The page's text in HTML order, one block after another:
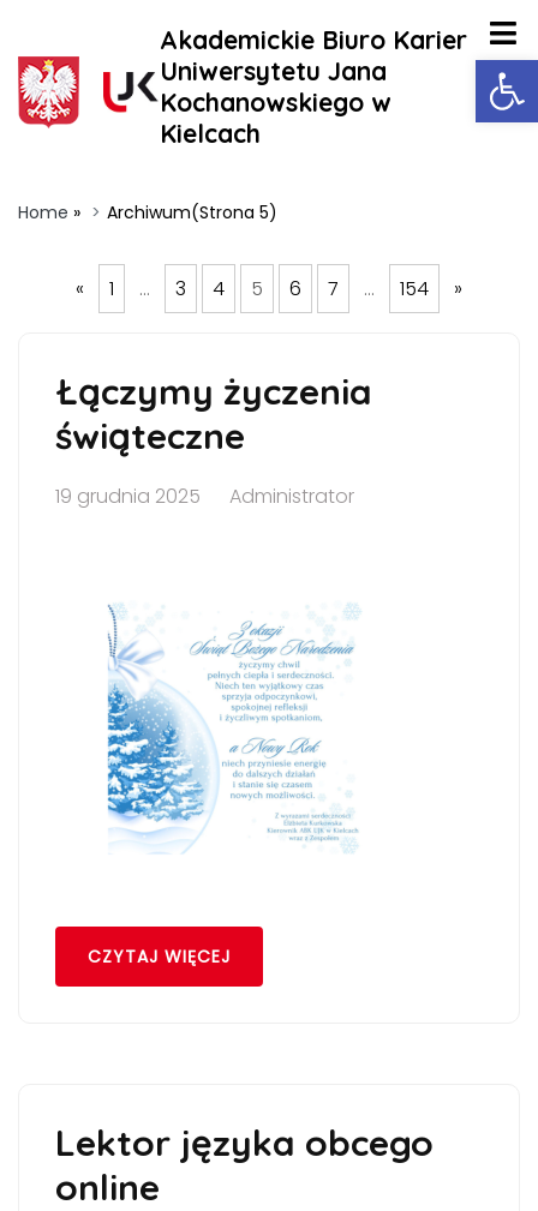
Akademickie Biuro Karier
Uniwersytetu Jana
Kochanowskiego w
Kielcach
Home » Archiwum(Strona 5)
« 1 … 3 4 5 6 7 … 154 »
Łączymy życzenia
świąteczne
19 grudnia 2025 Administrator
CZYTAJ WIĘCEJ
Lektor języka obcego
online